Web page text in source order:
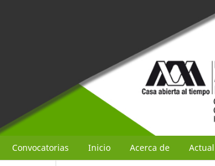
Convocatorias Inicio Acerca de Actual